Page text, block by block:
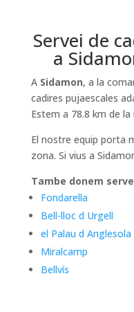
Servei de
a
A Sidamon, a la
cadires pujaescales
Estem a 78.8 km de
El nostre equip porta
zona. Si vius a
Tambe donem
Fondarella
Bell-lloc d Urgell
el Palau d Anglesola
Miralcamp
Bellvís